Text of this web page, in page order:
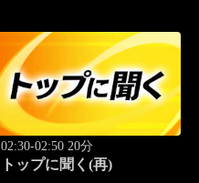
02:30-02:50 20分
トップに聞く(再)